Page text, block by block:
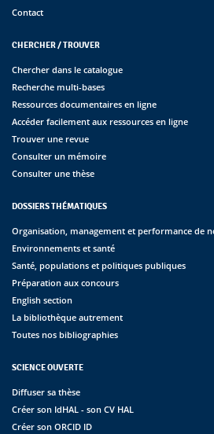
Contact
CHERCHER / TROUVER
Chercher dans le catalogue
Recherche multi-bases
Ressources documentaires en ligne
Accéder facilement aux ressources en ligne
Trouver une revue
Consulter un mémoire
Consulter une thèse
DOSSIERS THÉMATIQUES
Organisation, management et performance de
Environnements et santé
Santé, populations et politiques publiques
Préparation aux concours
English section
La bibliothèque autrement
Toutes nos bibliographies
SCIENCE OUVERTE
Diffuser sa thèse
Créer son IdHAL - son CV HAL
Créer son ORCID ID